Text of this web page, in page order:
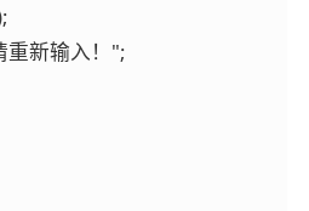
重新输入！";